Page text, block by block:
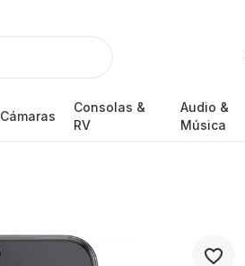
Cámaras
Consolas &
RV
Audio &
Música